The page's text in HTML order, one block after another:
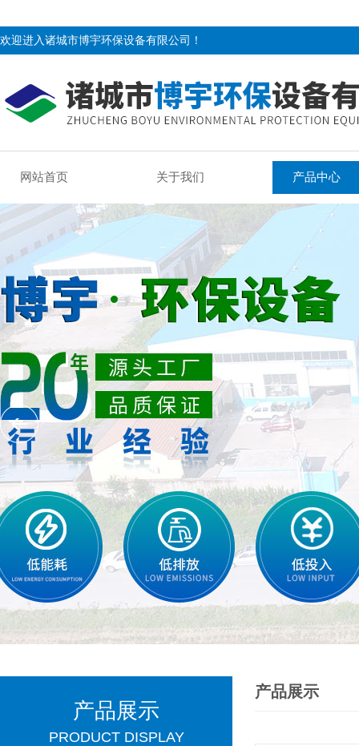
欢迎进入诸城市博宇环保设备有限公司！
网站首页 关于我们 产品中心
产品展示
PRODUCT DISPLAY
产品展示